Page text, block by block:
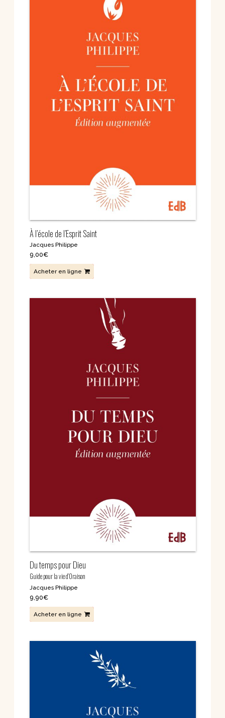
À l’école de l’Esprit Saint
Jacques Philippe
9,00€
Acheter en ligne
Du temps pour Dieu
Guide pour la vie d’Oraison
Jacques Philippe
9,90€
Acheter en ligne